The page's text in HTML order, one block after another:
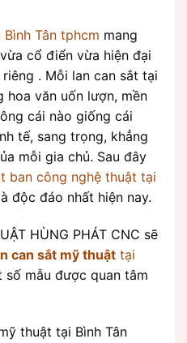
Tân tphcm mang
cổ điển vừa hiện đại
. Mỗi lan can sắt tại
hoa văn uốn lượn, mền
cái nào giống cái
tế, sang trọng, khẳng
mỗi gia chủ. Sau đây
ban công nghệ thuật tại
độc đáo nhất hiện nay.
HÙNG PHÁT CNC sẽ
can sắt mỹ thuật tại
số mẫu được quan tâm
thuật tại Bình Tân